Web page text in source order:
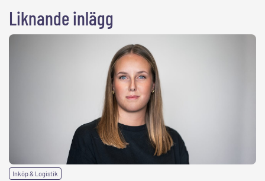
Liknande inlägg
Inköp & Logistik